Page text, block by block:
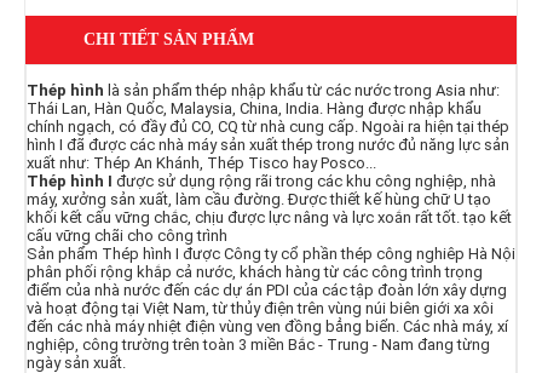
CHI TIẾT SẢN PHẨM
Thép hình là sản phẩm thép nhập khẩu từ các nước trong Asia như:
Thái Lan, Hàn Quốc, Malaysia, China, India. Hàng được nhập khẩu
chính ngạch, có đầy đủ CO, CQ từ nhà cung cấp. Ngoài ra hiện tại thép
hình I đã được các nhà máy sản xuất thép trong nước đủ năng lực sản
xuất như: Thép An Khánh, Thép Tisco hay Posco...
Thép hình I được sử dụng rộng rãi trong các khu công nghiệp, nhà
máy, xưởng sản xuất, làm cầu đường. Được thiết kế hùng chữ U tạo
khối kết cấu vững chắc, chịu được lực nâng và lực xoắn rất tốt. tạo kết
cấu vững chãi cho công trình
Sản phẩm Thép hình I được Công ty cổ phần thép công nghiêp Hà Nội
phân phối rộng khắp cả nước, khách hàng từ các công trình trọng
điểm của nhà nước đến các dự án PDI của các tập đoàn lớn xây dựng
và hoạt động tại Việt Nam, từ thủy điện trên vùng núi biên giới xa xôi
đến các nhà máy nhiệt điện vùng ven đồng bẳng biển. Các nhà máy, xí
nghiệp, công trường trên toàn 3 miền Bắc - Trung - Nam đang từng
ngày sản xuất.